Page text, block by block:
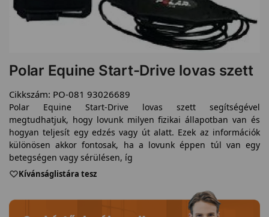
Polar Equine Start-Drive lovas szett
Cikkszám: PO-081 93026689
Polar Equine Start-Drive lovas szett segítségével
megtudhatjuk, hogy lovunk milyen fizikai állapotban van és
hogyan teljesít egy edzés vagy út alatt. Ezek az információk
különösen akkor fontosak, ha a lovunk éppen túl van egy
betegségen vagy sérülésen, íg
Kívánságlistára tesz